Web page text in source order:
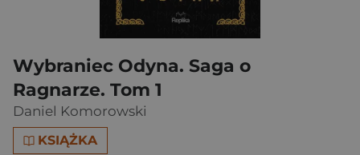
Wybraniec Odyna. Saga o
Ragnarze. Tom 1
Daniel Komorowski
KSIĄŻKA